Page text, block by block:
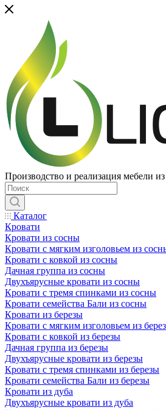
Производство и реализация мебели
Каталог
Кровати
Кровати из сосны
Кровати с мягким изголовьем из
Кровати с ковкой из сосны
Дачная группа из сосны
Двухъярусные кровати из сосны
Кровати с тремя спинками из сосны
Кровати семейства Бали из сосны
Кровати из березы
Кровати с мягким изголовьем из
Кровати с ковкой из березы
Дачная группа из березы
Двухъярусные кровати из березы
Кровати с тремя спинками из березы
Кровати семейства Бали из березы
Кровати из дуба
Двухъярусные кровати из дуба